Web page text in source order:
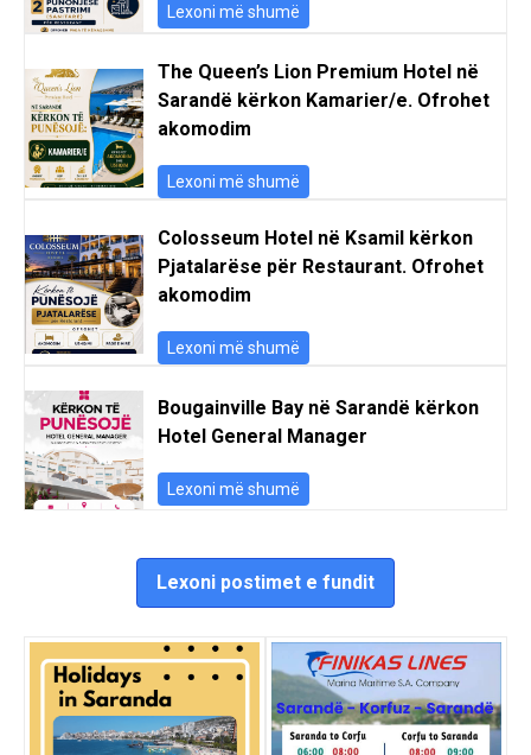
Lexoni më shumë
The Queen’s Lion Premium Hotel në
Sarandë kërkon Kamarier/e. Ofrohet
akomodim
Lexoni më shumë
Colosseum Hotel në Ksamil kërkon
Pjatalarëse për Restaurant. Ofrohet
akomodim
Lexoni më shumë
Bougainville Bay në Sarandë kërkon
Hotel General Manager
Lexoni më shumë
Lexoni postimet e fundit